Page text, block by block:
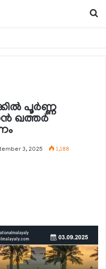
പൂര്‍ണ്ണ
ഖത്തര്‍
3, 2025 1,188